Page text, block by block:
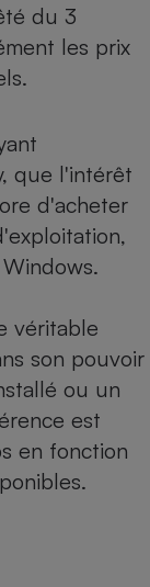
du 3
les prix
que l'intérêt
d'acheter
véritable
son pouvoir
ou un
est
en fonction